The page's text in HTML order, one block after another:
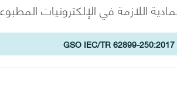
GSO IEC/TR 62899-250:2017